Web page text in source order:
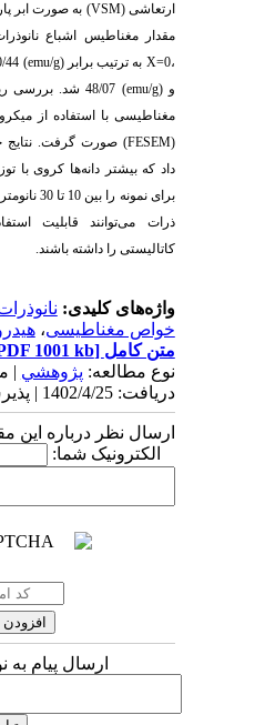
ارتعاشی ( VSM) به صورت ابر
مقدار مغناطیس اشباع نانوذرات
Xبه ترتیب برابر(emu/g)10/44،
و(emu/g) 48/07 شد. بررسی ریزساختار و اندازه دانه نانوذرات
مغناطیسی با استفاده از
FESEM) صورت گرفت. نتایج
داد که بیشتر دانه‌ها کروی با
برای نمونه را بین 10 تا 30 نانومتر
ذرات می‌توانند قابلیت
کاتالیستی را داشته باشند.
واژه‌های کلیدی:نانوذرات
خواص مغناطیسی،
متن کامل[PDF 1001 kb]
نوع مطالعه:پژوهشي|
دریافت: 1402/4/25 | پذیرش: 1402/7/30
ارسال نظر درباره این
الکترونیک شما:
ارسال پیام به